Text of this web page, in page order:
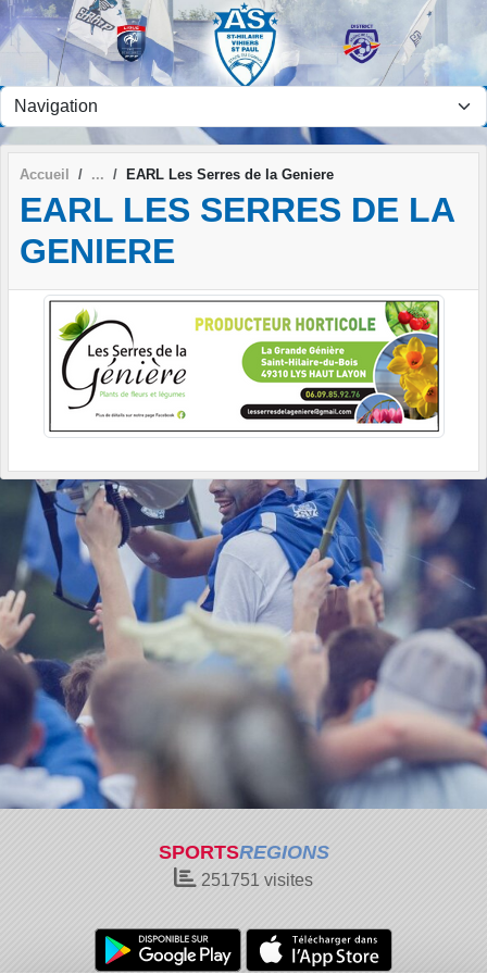
Accueil EARL Les Serres de la Geniere
EARL LES SERRES DE LA
GENIERE
SPORTSREGIONS
251751 visites
Panneau de gestion des cookies